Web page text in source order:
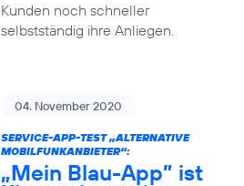
Kunden noch schneller
selbstständig ihre Anliegen.
04. November 2020
SERVICE-APP-TEST „ALTERNATIVE
MOBILFUNKANBIETER“:
„Mein Blau-App” ist